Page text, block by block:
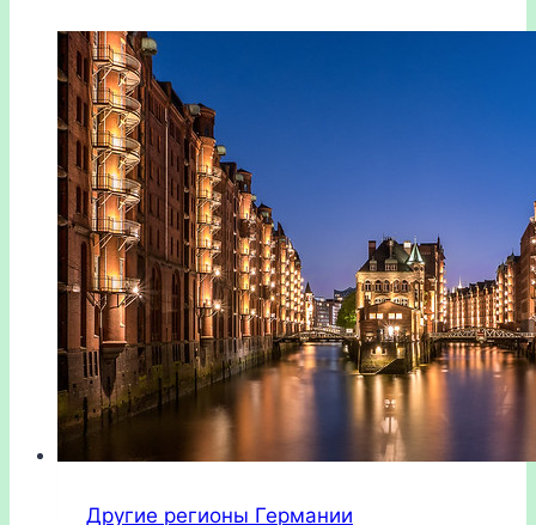
Другие регионы Германии